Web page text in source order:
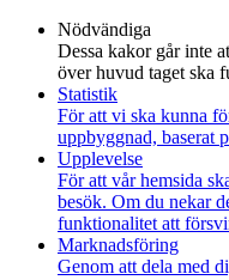
Nödvändiga
Dessa kakor går inte
över huvud taget ska
Statistik
För att vi ska kunna
uppbyggnad, baserat
Upplevelse
För att vår hemsida
besök. Om du nekar
funktionalitet att
Marknadsföring
Genom att dela med